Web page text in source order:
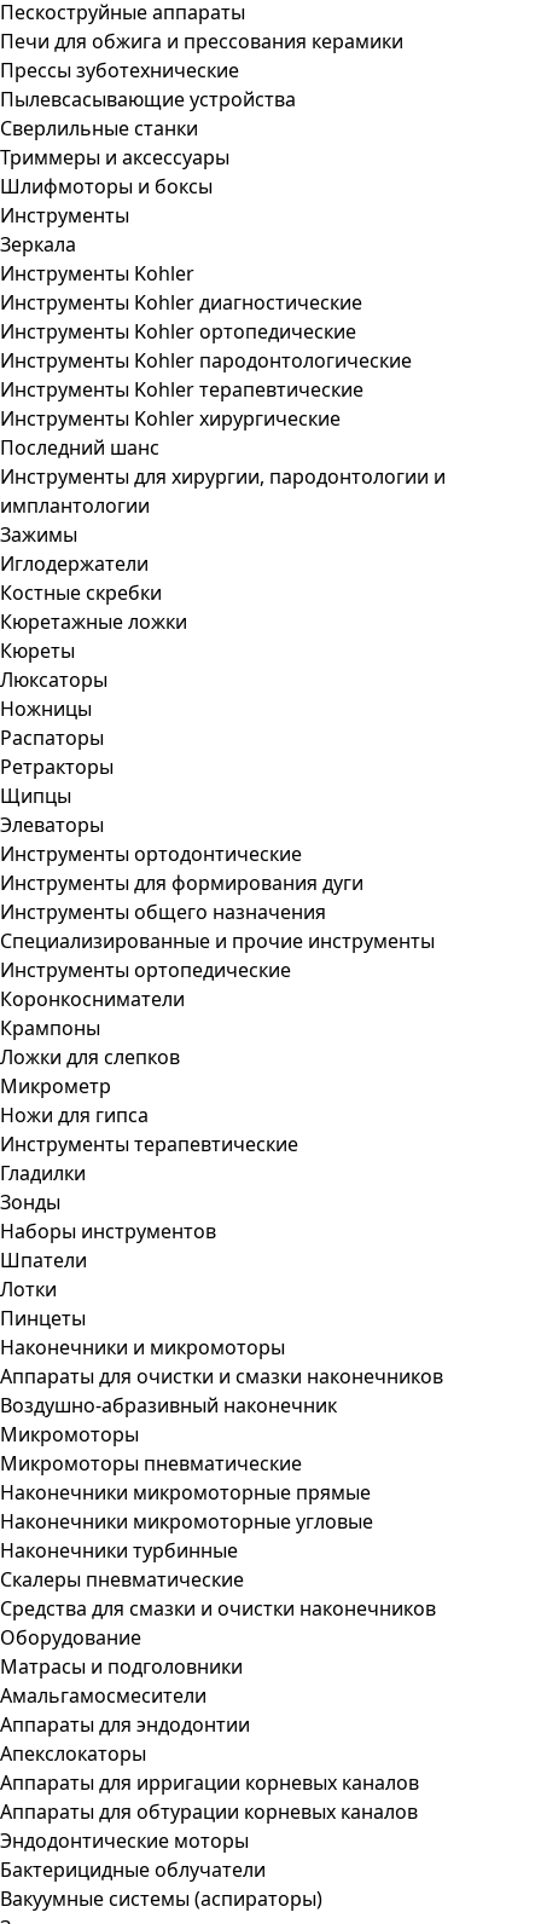
Пескоструйные аппараты
Печи для обжига и прессования керамики
Прессы зуботехнические
Пылевсасывающие устройства
Сверлильные станки
Триммеры и аксессуары
Шлифмоторы и боксы
Инструменты
Зеркала
Инструменты Kohler
Инструменты Kohler диагностические
Инструменты Kohler ортопедические
Инструменты Kohler пародонтологические
Инструменты Kohler терапевтические
Инструменты Kohler хирургические
Последний шанс
Инструменты для хирургии, пародонтологии и
имплантологии
Зажимы
Иглодержатели
Костные скребки
Кюретажные ложки
Кюреты
Люксаторы
Ножницы
Распаторы
Ретракторы
Щипцы
Элеваторы
Инструменты ортодонтические
Инструменты для формирования дуги
Инструменты общего назначения
Специализированные и прочие инструменты
Инструменты ортопедические
Коронкосниматели
Крампоны
Ложки для слепков
Микрометр
Ножи для гипса
Инструменты терапевтические
Гладилки
Зонды
Наборы инструментов
Шпатели
Лотки
Пинцеты
Наконечники и микромоторы
Аппараты для очистки и смазки наконечников
Воздушно-абразивный наконечник
Микромоторы
Микромоторы пневматические
Наконечники микромоторные прямые
Наконечники микромоторные угловые
Наконечники турбинные
Скалеры пневматические
Средства для смазки и очистки наконечников
Оборудование
Матрасы и подголовники
Амальгамосмесители
Аппараты для эндодонтии
Апекслокаторы
Аппараты для ирригации корневых каналов
Аппараты для обтурации корневых каналов
Эндодонтические моторы
Бактерицидные облучатели
Вакуумные системы (аспираторы)